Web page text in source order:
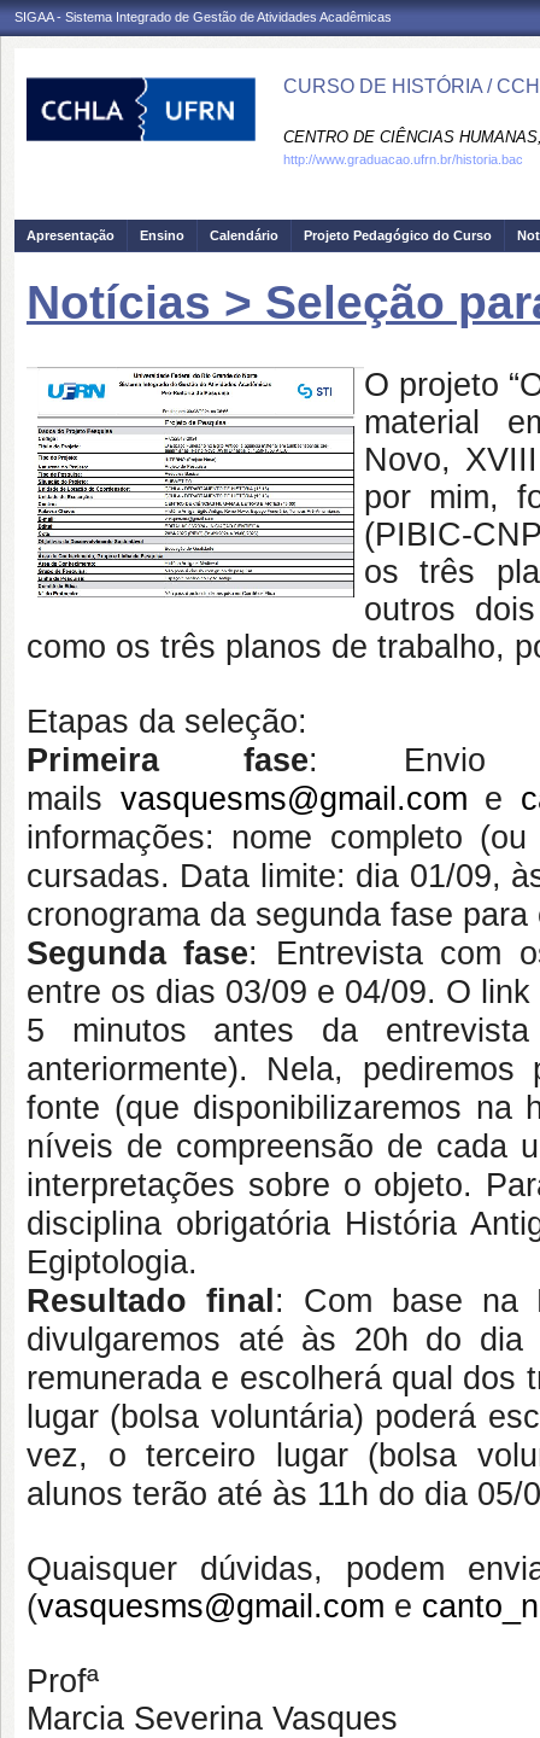
SIGAA - Sistema Integrado de Gestão de Atividades Acadêmicas
CURSO DE HISTÓRIA /
CENTRO DE CIÊNCIAS
http://www.graduacao.ufrn.br/historia.bac
Apresentação Ensino Calendário Projeto Pedagógico do Curso
Notícias > Seleção
O projeto
material
Novo,
por mim,
(PIBIC-
os três
outros
como os três planos de trabalho,
Etapas da seleção:
Primeira fase: Envio
mails vasquesms@gmail.com e
informações: nome completo
cursadas. Data limite: dia 01/09,
cronograma da segunda fase
Segunda fase: Entrevista com
entre os dias 03/09 e 04/09. O
5 minutos antes da
anteriormente). Nela,
fonte (que disponibilizaremos na
níveis de compreensão de cada
interpretações sobre o objeto.
disciplina obrigatória História
Egiptologia.
Resultado final : Com base na
divulgaremos até às 20h do
remunerada e escolherá qual dos
lugar (bolsa voluntária) poderá
vez, o terceiro lugar (bolsa
alunos terão até às 11h do dia
Quaisquer dúvidas, podem
(vasquesms@gmail.com e
Profª
Marcia Severina Vasques